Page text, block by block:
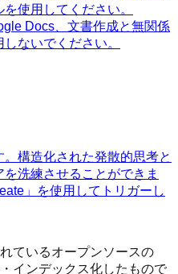
使用してください。
Docs、文書作成と無関係
ないでください。
構造化された発散的思考と
洗練させることができま
」を使用してトリガーし
ているオープンソースの
インデックス化したもので